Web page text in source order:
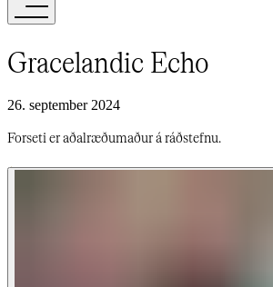
Gracelandic Echo​​​​‌ ‍ ​‍​‍‌‍ ‌ ​‍‌‍‍‌‌‍‌ ‌‍‍‌‌‍ ‍​‍​‍​ ‍‍​‍​‍‌ ​ ‌‍​‌‌‍ ‍‌‍‍‌‌ ‌​‌ ‍‌​‍ ‍‌‍‍‌‌‍ ​‍​‍​‍ ​​‍​‍‌‍‍​‌ ​‍‌‍‌‌‌‍‌‍​‍​‍​ ‍‍​‍​‍‌‍‍​‌ ‌​‌ ‌​‌ ​​‌ ​ ​‍ ​‍ ‌‍‌‍‌‍ ‌ ​‍‌ ​ ‌‍‌‌‌ ‌​‌‍‍‌​‍ ‌‌‍‍‌‌ ​ ‌‍ ​‌‍​‌‌‍ ‍‌‍‌​‌ ​ ​‍ ‍‌ ‌‍‌‍‌‌‌ ​‍‌‍​ ‌‍‌‌‌‍ ​​‍ ‍‌‍​‌‌ ​​‌ ​​​‍ ‌ ​ ‌ ‌​‌ ‌‌‌‍‌​‌‍‍‌‌‍ ​‍ ‌‍‍‌‌‍ ‍‌ ‌​‌‍‌‌‌‍ ‍‌ ‌​​‍ ‌‍‌‌‌‍‌​‌‍‍‌‌ ‌​​‍ ‌‍ ‌‌‍ ‌‍‌​‌‍‌‌​ ‌‌ ​​‌ ​‍‌‍‌‌‌ ​ ‌‍‌‌‌‍ ‍‌ ‌​‌‍​‌‌ ‌​‌‍‍‌‌‍ ‌‍ ‍​ ‍ ‌‍‍‌‌‍‌​​ ‌‌ ‌​‌​ ​‌ ​‌‌​ ‌‌​ ​ ‌ ‌‍ ‌‍‍‌‌‍ ​‌‌‍‌‌ ‍‌‌ ‍‍‌‍‌​‌ ‍‌‌‌​ ‌ ‌ ​ ‌‌‌‍‍‌‌‌‍‌‌‍‍‌‌‍​‌‌‍ ‍​ ‍ ‌ ‌​‌ ‍‌‌ ​​‌‍‌‌​ ‌‌‍ ‍‌‍‌‌‌ ‌ ‌ ​ ​ ‍ ‌ ​​‌‍​‌‌ ‌​‌‍‍​​ ‌‌ ‌​‌‍‍‌‌ ‌​‌‍ ​‌‍‌‌​ ‌‍​‍‌‍​‌‌ ​ ‌‍‌‌‌‌‌‌‌ ​‍‌‍ ​​ ‌‌‍‍​‌ ‌​‌ ‌​‌ ​​‌ ​ ​‍‌‌​ ​‍‌​‌‍​‍‌‌​ ​‍‌​‌‍‌‍‌‍‌‍ ‌ ​‍‌ ​ ‌‍‌‌‌ ‌​‌‍‍‌​‍ ‌‌‍‍‌‌ ​ ‌‍ ​‌‍​‌‌‍ ‍‌‍‌​‌ ​ ​‍ ‍‌ ‌‍‌‍‌‌‌ ​‍‌‍​ ‌‍‌‌‌‍ ​​‍ ‍‌‍​‌‌ ​​‌ ​​​‍‌‌​ ​‍‌​‌‍‌ ​ ‌ ‌​‌ ‌‌‌‍‌​‌‍‍‌‌‍ ​‍‌‍‌‍‍‌‌‍‌​​ ‌‌ ‌​‌​ ​‌ ​‌‌​ ‌‌​ ​ ‌ ‌‍ ‌‍‍‌‌‍ ​‌‌‍‌‌ ‍‌‌ ‍‍‌‍‌​‌ ‍‌‌‌​ ‌ ‌ ​ ‌‌‌‍‍‌‌‌‍‌‌‍‍‌‌‍​‌‌‍ ‍​‍‌‍‌ ‌​‌ ‍‌‌ ​​‌‍‌‌​ ‌‌‍ ‍‌‍‌‌‌ ‌ ‌ ​ ​‍‌‍‌ ​​‌‍​‌‌ ‌​‌‍‍​​ ‌‌ ‌​‌‍‍‌‌ ‌​‌‍ ​‌‍‌‌​‍‌‍‌ ​​‌‍‌‌‌ ​‍‌ ​ ‌ ​​‌‍‌‌‌‍​ ‌ ‌​‌‍‍‌‌ ‌‍‌‍‌‌​ ‌‌ ​​‌ ‌‌‌‍​‍‌‍ ​‌‍‍‌‌ ​ ‌‍‍​‌‍‌‌‌‍‌​​‍​‍‌ ‌
26. september 2024
Forseti er aðalræðumaður á ráðstefnu.​​​​‌ ‍ ​‍​‍‌‍ ‌ ​‍‌‍‍‌‌‍‌ ‌‍‍‌‌‍ ‍​‍​‍​ ‍‍​‍​‍‌ ​ ‌‍​‌‌‍ ‍‌‍‍‌‌ ‌​‌ ‍‌​‍ ‍‌‍‍‌‌‍ ​‍​‍​‍ ​​‍​‍‌‍‍​‌ ​‍‌‍‌‌‌‍‌‍​‍​‍​ ‍‍​‍​‍‌‍‍​‌ ‌​‌ ‌​‌ ​​‌ ​ ​‍ ​‍ ‌‍‌‍‌‍ ‌ ​‍‌ ​ ‌‍‌‌‌ ‌​‌‍‍‌​‍ ‌‌‍‍‌‌ ​ ‌‍ ​‌‍​‌‌‍ ‍‌‍‌​‌ ​ ​‍ ‍‌ ‌‍‌‍‌‌‌ ​‍‌‍​ ‌‍‌‌‌‍ ​​‍ ‍‌‍​‌‌ ​​‌ ​​​‍ ‌ ​ ‌ ‌​‌ ‌‌‌‍‌​‌‍‍‌‌‍ ​‍ ‌‍‍‌‌‍ ‍‌ ‌​‌‍‌‌‌‍ ‍‌ ‌​​‍ ‌‍‌‌‌‍‌​‌‍‍‌‌ ‌​​‍ ‌‍ ‌‌‍ ‌‍‌​‌‍‌‌​ ‌‌ ​​‌ ​‍‌‍‌‌‌ ​ ‌‍‌‌‌‍ ‍‌ ‌​‌‍​‌‌ ‌​‌‍‍‌‌‍ ‌‍ ‍​ ‍ ‌‍‍‌‌‍‌​​ ‌‌ ‌​‌​ ​‌ ​‌‌​ ‌‌​ ​ ‌ ‌‍ ‌‍‍‌‌‍ ​‌‌‍‌‌ ‍‌‌ ‍‍‌‍‌​‌ ‍‌‌‌​ ‌ ‌ ​ ‌‌‌‍‍‌‌‌‍‌‌‍‍‌‌‍​‌‌‍ ‍​ ‍ ‌ ‌​‌ ‍‌‌ ​​‌‍‌‌​ ‌‌‍ ‍‌‍‌‌‌ ‌ ‌ ​ ​ ‍ ‌ ​​‌‍​‌‌ ‌​‌‍‍​​ ‌‌‍‌​‌‍‌‌‌ ​ ‌‍​ ‌ ​‍‌‍‍‌‌ ​​‌ ‌​‌‍‍‌‌‍ ‌‍ ‍​ ‌‍​‍‌‍​‌‌ ​ ‌‍‌‌‌‌‌‌‌ ​‍‌‍ ​​ ‌‌‍‍​‌ ‌​‌ ‌​‌ ​​‌ ​ ​‍‌‌​ ​‍‌​‌‍​‍‌‌​ ​‍‌​‌‍‌‍‌‍‌‍ ‌ ​‍‌ ​ ‌‍‌‌‌ ‌​‌‍‍‌​‍ ‌‌‍‍‌‌ ​ ‌‍ ​‌‍​‌‌‍ ‍‌‍‌​‌ ​ ​‍ ‍‌ ‌‍‌‍‌‌‌ ​‍‌‍​ ‌‍‌‌‌‍ ​​‍ ‍‌‍​‌‌ ​​‌ ​​​‍‌‌​ ​‍‌​‌‍‌ ​ ‌ ‌​‌ ‌‌‌‍‌​‌‍‍‌‌‍ ​‍‌‍‌‍‍‌‌‍‌​​ ‌‌ ‌​‌​ ​‌ ​‌‌​ ‌‌​ ​ ‌ ‌‍ ‌‍‍‌‌‍ ​‌‌‍‌‌ ‍‌‌ ‍‍‌‍‌​‌ ‍‌‌‌​ ‌ ‌ ​ ‌‌‌‍‍‌‌‌‍‌‌‍‍‌‌‍​‌‌‍ ‍​‍‌‍‌ ‌​‌ ‍‌‌ ​​‌‍‌‌​ ‌‌‍ ‍‌‍‌‌‌ ‌ ‌ ​ ​‍‌‍‌ ​​‌‍​‌‌ ‌​‌‍‍​​ ‌‌‍‌​‌‍‌‌‌ ​ ‌‍​ ‌ ​‍‌‍‍‌‌ ​​‌ ‌​‌‍‍‌‌‍ ‌‍ ‍​‍‌‍‌ ​​‌‍‌‌‌ ​‍‌ ​ ‌ ​​‌‍‌‌‌‍​ ‌ ‌​‌‍‍‌‌ ‌‍‌‍‌‌​ ‌‌ ​​‌ ‌‌‌‍​‍‌‍ ​‌‍‍‌‌ ​ ‌‍‍​‌‍‌‌‌‍‌​​‍​‍‌ ‌